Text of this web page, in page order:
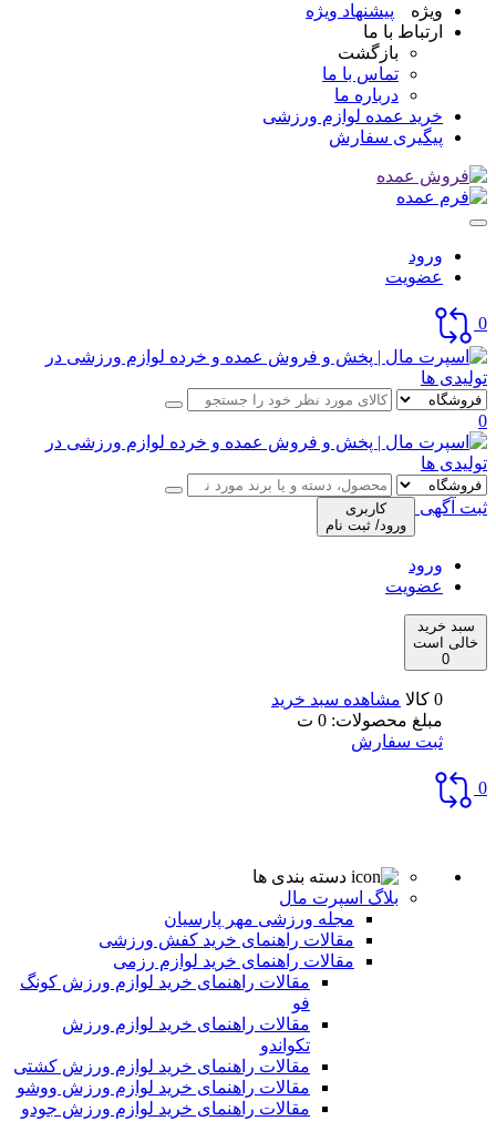
پیشنهاد ویژه
ارتباط با ما
بازگشت
تماس با ما
درباره ما
خرید عمده لوازم ورزشی
پیگیری سفارش
ورود
عضویت
0
0
ثبت آگهی
کاربری
ورود/ ثبت نام
ورود
عضویت
سبد خرید
خالی است
0
0 کالا
مشاهده سبد خرید
مبلغ محصولات: 0 ت
ثبت سفارش
0
دسته بندی ها
بلاگ اسپرت مال
مجله ورزشی مهر پارسیان
مقالات راهنمای خرید کفش ورزشی
مقالات راهنمای خرید لوازم رزمی
مقالات راهنمای خرید لوازم ورزش کونگ
فو
مقالات راهنمای خرید لوازم ورزش
تکواندو
مقالات راهنمای خرید لوازم ورزش کشتی
مقالات راهنمای خرید لوازم ورزش ووشو
مقالات راهنمای خرید لوازم ورزش جودو